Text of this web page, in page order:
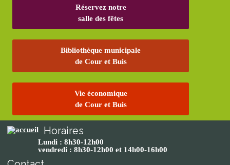
Réservez notre
salle des fêtes
Bibliothèque municipale
de Cour et Buis
Vie économique
de Cour et Buis
Horaires
Lundi : 8h30-12h00
vendredi : 8h30-12h00 et 14h00-16h00